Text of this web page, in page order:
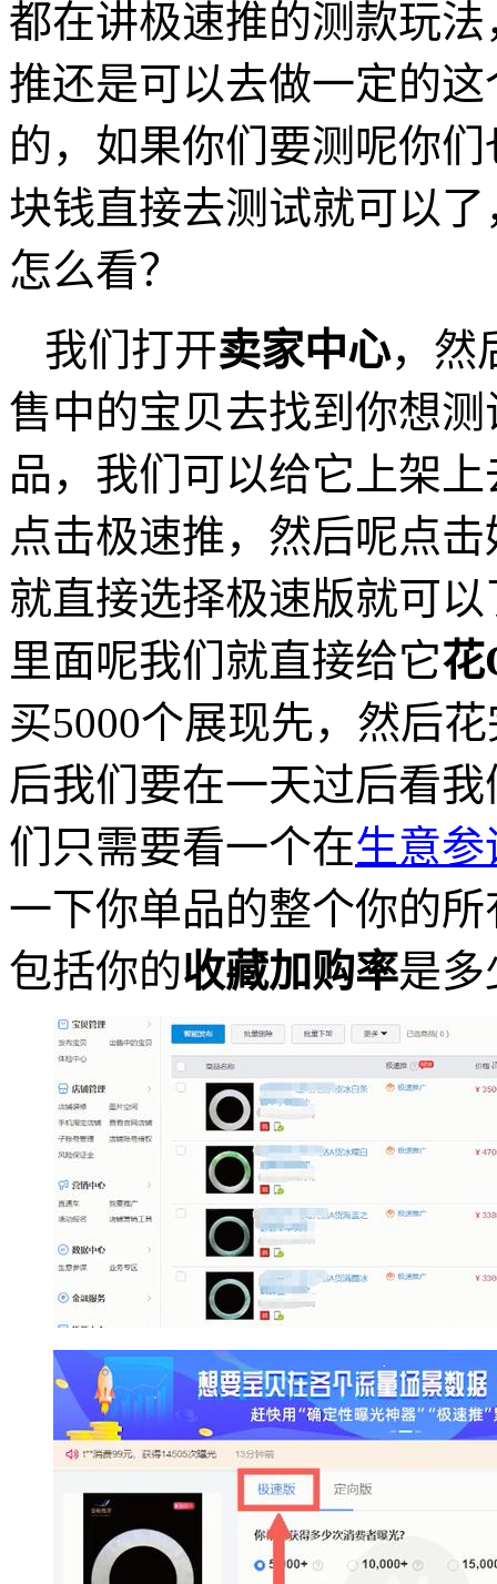
都在讲极速推的测款玩
推还是可以去做一定的
的，如果你们要测呢你们
块钱直接去测试就可以
怎么看？
我们打开卖家中心，然
售中的宝贝去找到你想
品，我们可以给它上架
点击极速推，然后呢点
就直接选择极速版就可
里面呢我们就直接给它花
买5000个展现先，然后
后我们要在一天过后看
们只需要看一个在生意参
一下你单品的整个你的所
包括你的收藏加购率是